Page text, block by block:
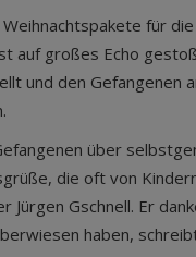
für
auf großes Echo
und den Gefangenen
über
die oft von
Gschnell. Er
haben,